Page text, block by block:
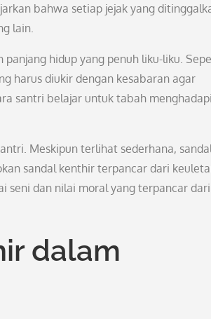
bahwa setiap jejak yang
lain.
hidup yang penuh liku-liku.
harus diukir dengan kesabaran agar
santri belajar untuk tabah menghadapi
Meskipun terlihat sederhana,
sandal kenthir terpancar dari
seni dan nilai moral yang terpancar dari
dalam